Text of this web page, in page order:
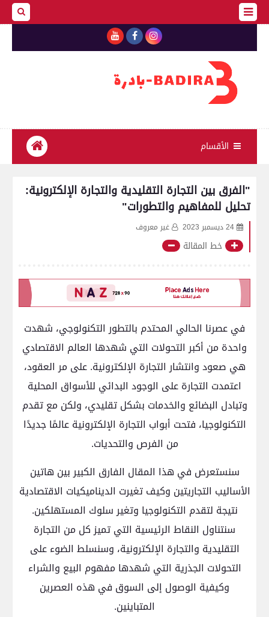
الأقسام
"الفرق بين التجارة التقليدية والتجارة الإلكترونية:
تحليل للمفاهيم والتطورات"
24 ديسمبر 2023 غير معروف
خط المقالة
في عصرنا الحالي المحتدم بالتطور التكنولوجي، شهدت
واحدة من أكبر التحولات التي شهدها العالم الاقتصادي
هي صعود وانتشار التجارة الإلكترونية. على مر العقود،
اعتمدت التجارة على الوجود البدائي للأسواق المحلية
وتبادل البضائع والخدمات بشكل تقليدي، ولكن مع تقدم
التكنولوجيا، فتحت أبواب التجارة الإلكترونية عالمًا جديدًا
من الفرص والتحديات.
سنستعرض في هذا المقال الفارق الكبير بين هاتين
الأساليب التجاريتين وكيف تغيرت الديناميكيات الاقتصادية
نتيجة لتقدم التكنولوجيا وتغير سلوك المستهلكين.
سنتناول النقاط الرئيسية التي تميز كل من التجارة
التقليدية والتجارة الإلكترونية، وسنسلط الضوء على
التحولات الجذرية التي شهدها مفهوم البيع والشراء
وكيفية الوصول إلى السوق في هذه العصرين
المتباينين.